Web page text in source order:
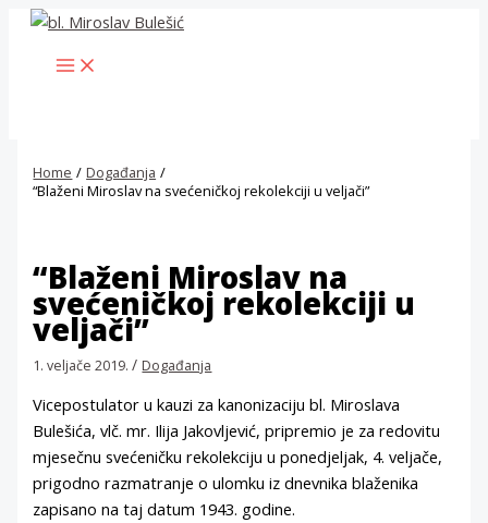
Skip
content
MAIN
MENU
Home
Događanja
“Blaženi Miroslav na svećeničkoj rekolekciji u veljači”
“Blaženi Miroslav na
svećeničkoj rekolekciji u
veljači”
1. veljače 2019./ Događanja
Vicepostulator u kauzi za kanonizaciju bl. Miroslava
Bulešića, vlč. mr. Ilija Jakovljević, pripremio je za redovitu
mjesečnu svećeničku rekolekciju u ponedjeljak, 4. veljače,
prigodno razmatranje o ulomku iz dnevnika blaženika
zapisano na taj datum 1943. godine.